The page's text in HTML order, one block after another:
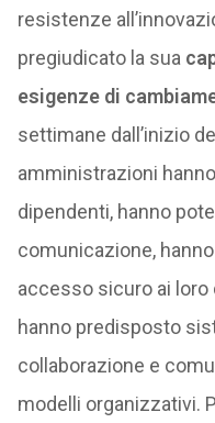
resistenze
pregiudicato la sua
esigenze di
settimane dall’inizio
amministrazioni
dipendenti, hanno
comunicazione,
accesso sicuro ai loro
hanno predisposto
collaborazione e
modelli organizzativi.